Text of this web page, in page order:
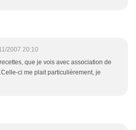
2007 20:10
que je vois avec association de
ci me plait particulièrement, je